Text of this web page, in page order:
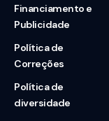
Financiamento e
Publicidade
Política de
Correções
Política de
diversidade